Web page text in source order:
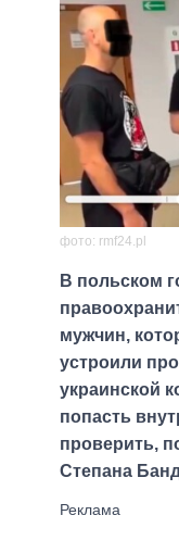
фото: rmf24.pl
В польском
мужчин,
устроили
украинской
попасть
проверить,
Степана